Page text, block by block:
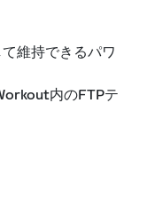
維持できるパワ
内のFTPテ